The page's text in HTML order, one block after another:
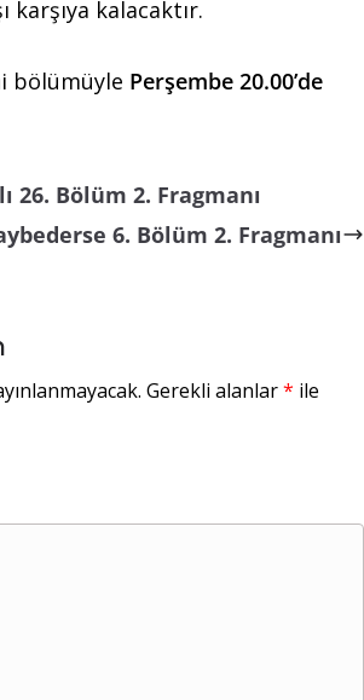
karşıya kalacaktır.
bölümüyle Perşembe 20.00’de
26. Bölüm 2. Fragmanı
6. Bölüm 2. Fragmanı
Gerekli alanlar* ile